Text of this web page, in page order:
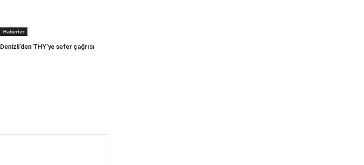
Haberler
Denizli’den THY’ye sefer çağrısı